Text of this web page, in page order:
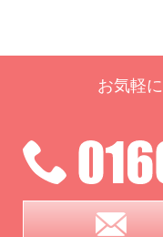
お気軽に